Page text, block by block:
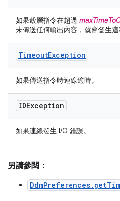
如果殼層指令在超過
未傳送任何輸出內容，就會發生這
TimeoutException
如果傳送指令時連線逾時。
IOException
如果連線發生 I/O 錯誤。
另請參閱：